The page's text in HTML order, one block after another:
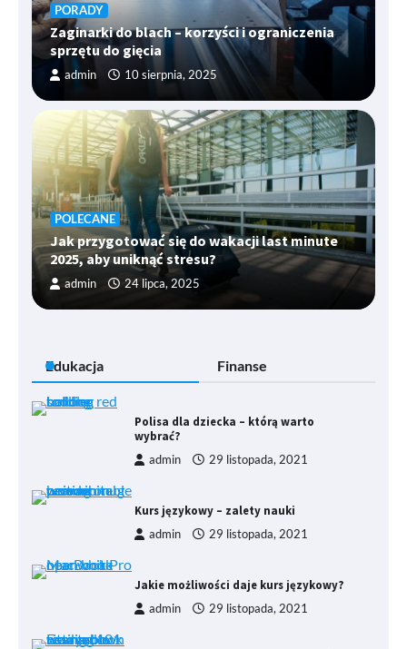
PORADY
Zaginarki do blach – korzyści i ograniczenia
sprzętu do gięcia
admin 10 sierpnia, 2025
POLECANE
Jak przygotować się do wakacji last minute
2025, aby uniknąć stresu?
admin 24 lipca, 2025
Edukacja Finanse
Polisa dla dziecka – którą warto
wybrać?
admin 29 listopada, 2021
Kurs językowy – zalety nauki
admin 29 listopada, 2021
Jakie możliwości daje kurs językowy?
admin 29 listopada, 2021